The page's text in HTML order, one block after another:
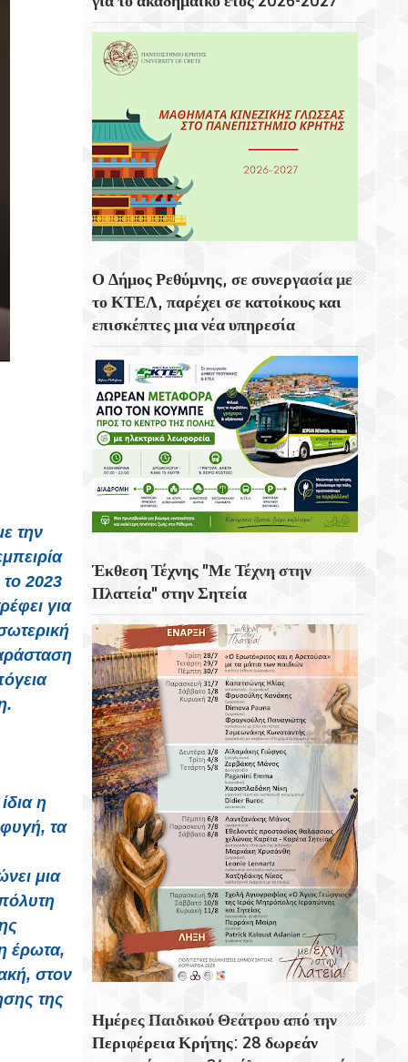
την
2023
για
η
τα
μια
έρωτα,
στον
της
Ολονύκτια Ιερά Αγρυπνία Επί Τη Μνήμη
Του Οσίου Ιωσήφ Του Γεροντογιάννη Στην
Ιερά Μονή Καψά Σητείας
Εγκαινιάστηκε Το Ποδηλατοδρόμιο
Χανίων
Η Ραβέννα Στην Περιοχή Της Εμίλια-
Ρομάνια
Ο Δήμος Ρεθύμνης, σε συνεργασία με
το ΚΤΕΛ, παρέχει σε κατοίκους και
επισκέπτες μια νέα υπηρεσία
Έκθεση Τέχνης "Με Τέχνη στην
Πλατεία" στην Σητεία
Ημέρες Παιδικού Θεάτρου από την
Περιφέρεια Κρήτης: 28 δωρεάν